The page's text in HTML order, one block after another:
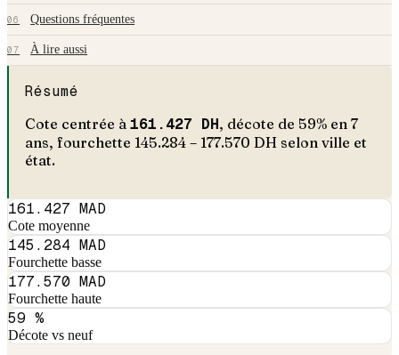
06 Questions fréquentes
07 À lire aussi
Résumé
Cote centrée à 161.427 DH, décote de 59% en 7
ans, fourchette 145.284– 177.570 DH selon ville et
état.
161.427 MAD
Cote moyenne
145.284 MAD
Fourchette basse
177.570 MAD
Fourchette haute
59 %
Décote vs neuf